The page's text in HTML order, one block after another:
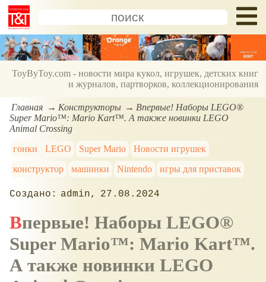
ToyByToy.com - новости мира кукол, игрушек, детских книг
и журналов, партворков, коллекционирования
Главная Конструкторы
Впервые! Наборы LEGO®
Super Mario™: Mario Kart™. А также новинки LEGO
Animal Crossing
гонки
LEGO Super Mario
Новости игрушек
конструктор
машинки Nintendo игры для приставок
admin 27.08.2024
Впервые! Наборы LEGO®
Super Mario™: Mario Kart™.
А также новинки LEGO